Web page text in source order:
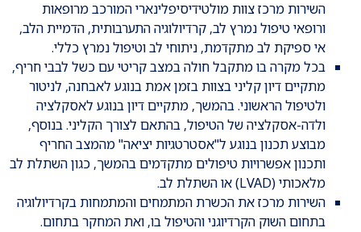
השירות מרכז צוות מולטידיסיפלינארי המורכב מרופאות
ורופאי טיפול נמרץ לב, קרדיולוגיה התערבותית, הדמיית הלב,
אי ספיקת לב מתקדמת, ניתוחי לב וטיפול נמרץ כללי.
בכל מקרה בו מתקבל חולה במצב קריטי עם כשל לבבי חריף,
מתקיים דיון קליני בצוות בזמן אמת בנוגע לאבחנה, לניטור
ולטיפול הראשוני. בהמשך, מתקיים דיון בנוגע לאסקלציה
ולדה-אסקלציה של הטיפול, בהתאם לצורך הקליני. בנוסף,
מבוצע תכנון בנוגע ל"אסטרטגיות יציאה" מהמצב החריף
ותכנון אפשרויות טיפולים מתקדמים בהמשך, כגון השתלת לב
מלאכותי (LVAD) או השתלת לב.
השירות מרכז את הכשרת המתמחים והמתמחות בקרדיולוגיה
בתחום השוק הקרדיוגני והטיפול בו, ואת המחקר בתחום.